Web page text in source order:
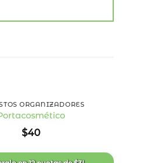
de
deseos
ORGANIZADORES
$40